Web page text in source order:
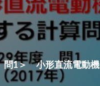
問1＞ 小形直流電動